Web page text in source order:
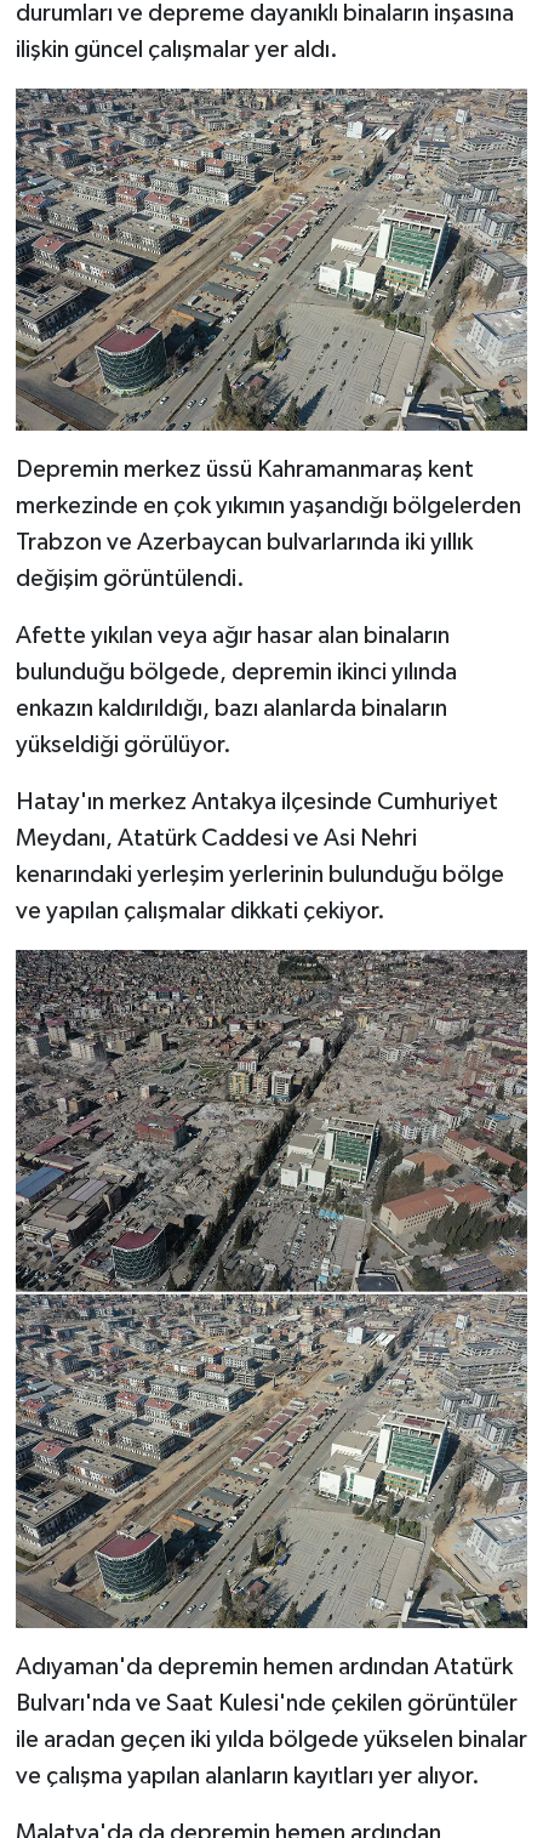
durumları ve depreme dayanıklı binaların inşasına
ilişkin güncel çalışmalar yer aldı.
Depremin merkez üssü Kahramanmaraş kent
merkezinde en çok yıkımın yaşandığı bölgelerden
Trabzon ve Azerbaycan bulvarlarında iki yıllık
değişim görüntülendi.
Afette yıkılan veya ağır hasar alan binaların
bulunduğu bölgede, depremin ikinci yılında
enkazın kaldırıldığı, bazı alanlarda binaların
yükseldiği görülüyor.
Hatay'ın merkez Antakya ilçesinde Cumhuriyet
Meydanı, Atatürk Caddesi ve Asi Nehri
kenarındaki yerleşim yerlerinin bulunduğu bölge
ve yapılan çalışmalar dikkati çekiyor.
Adıyaman'da depremin hemen ardından Atatürk
Bulvarı'nda ve Saat Kulesi'nde çekilen görüntüler
ile aradan geçen iki yılda bölgede yükselen binalar
ve çalışma yapılan alanların kayıtları yer alıyor.